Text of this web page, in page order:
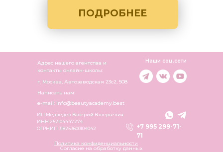
ПОДРОБНЕЕ
Адрес нашего агентства и
контакты онлайн-школы:
г. Москва, Автозаводская 23c2, 508
Написать нам:
e-mail: info@beautyacademy.best
Политика конфиденциальности
Согласие на обработку данных
ИП Медведев Валерий Валерьевич
ИНН 252104447274
ОГРНИП 318253600104042
Наши соц.сети
+7 995 299-71-
71